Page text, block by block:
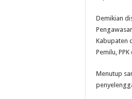
Demikian
Kabupaten
Pemilu,
Menutup